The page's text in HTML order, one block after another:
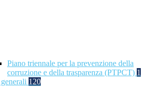
Piano triennale per la prevenzione della
corruzione e della trasparenza (PTPCT) 1
120